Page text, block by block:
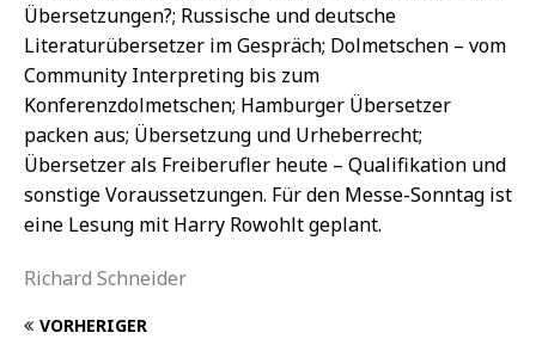
Übersetzungen?; Russische und deutsche
Literaturübersetzer im Gespräch; Dolmetschen – vom
Community Interpreting bis zum
Konferenzdolmetschen; Hamburger Übersetzer
packen aus; Übersetzung und Urheberrecht;
Übersetzer als Freiberufler heute – Qualifikation und
sonstige Voraussetzungen. Für den Messe-Sonntag ist
eine Lesung mit Harry Rowohlt geplant.
Richard Schneider
VORHERIGER